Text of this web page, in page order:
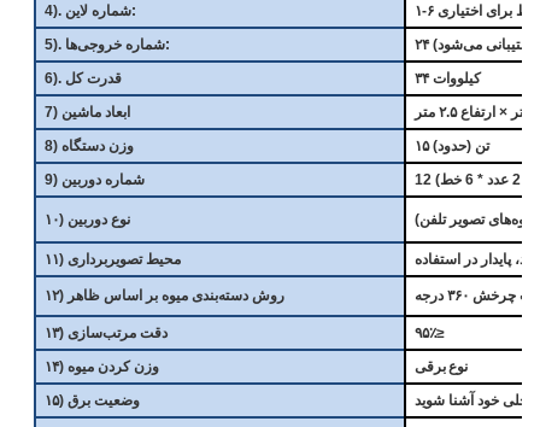
4). شماره لاین:
۱-۶ خط برای اختیاری
5). شماره خروجی‌ها:
6). قدرت کل
۳۴ کیلووات
7) ابعاد ماشین
8) وزن دستگاه
۱۵ تن (حدود)
9) شماره دوربین
۱۰) نوع دوربین تصویر تلفن)
۱۱) محیط تصویربرداری پایدار در استفاده
۱۲) روش دسته‌بندی میوه بر اساس ظاهر چرخش ۳۶۰ درجه
۱۳) دقت مرتب‌سازی
۹۵٪≥
۱۴) وزن کردن میوه
نوع برقی
۱۵) وضعیت برق خود آشنا شوید